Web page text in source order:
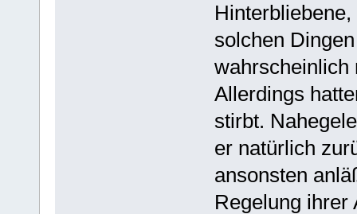
solchen
wahrscheinlich
Allerdings
stirbt.
er natürlich
ansonsten
Regelung ihrer